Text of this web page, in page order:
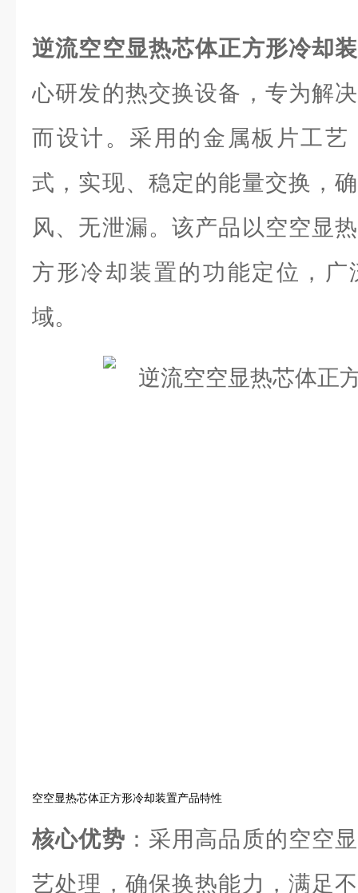
逆流空空显热芯体正方形冷却
心研发的热交换设备，专为解
而设计。采用的金属板片工艺
式，实现、稳定的能量交换，
风、无泄漏。该产品以空空显
方形冷却装置的功能定位，
域。
空空显热芯体正方形冷却装置产品特性
核心优势 ：采用高品质的空空
艺处理，确保换热能力，满足